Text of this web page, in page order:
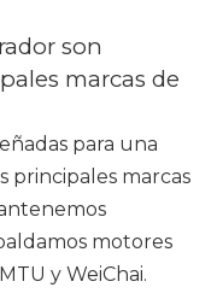
son
marcas de
para una
principales marcas
motores
y WeiChai.